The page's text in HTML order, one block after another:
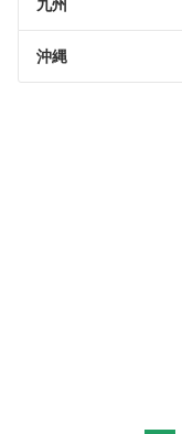
九州
沖縄